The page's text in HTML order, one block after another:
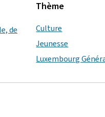
de
Thème
Culture
Jeunesse
Luxembourg